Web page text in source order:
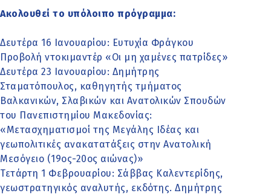
Ακολουθεί το υπόλοιπο πρόγραμμα:
Δευτέρα 16 Ιανουαρίου: Ευτυχία Φράγκου
Προβολή ντοκιμαντέρ «Οι μη χαμένες πατρίδες»
Δευτέρα 23 Ιανουαρίου: Δημήτρης
Σταματόπουλος, καθηγητής τμήματος
Βαλκανικών, Σλαβικών και Ανατολικών Σπουδών
του Πανεπιστημίου Μακεδονίας:
«Μετασχηματισμοί της Μεγάλης Ιδέας και
γεωπολιτικές ανακατατάξεις στην Ανατολική
Μεσόγειο (19ος-20ος αιώνας)»
Τετάρτη 1 Φεβρουαρίου: Σάββας Καλεντερίδης,
γεωστρατηγικός αναλυτής, εκδότης. Δημήτρης